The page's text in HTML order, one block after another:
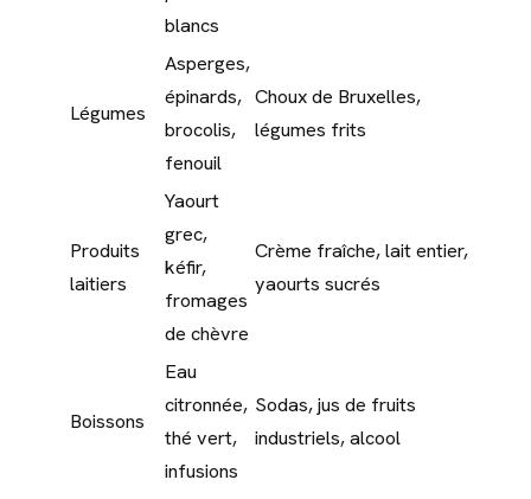
blancs
Légumes
Asperges,
épinards,
brocolis,
fenouil
Choux de Bruxelles,
légumes frits
Produits
laitiers
Yaourt
grec,
kéfir,
fromages
de chèvre
Crème fraîche, lait entier,
yaourts sucrés
Boissons
Eau
citronnée,
thé vert,
infusions
Sodas, jus de fruits
industriels, alcool